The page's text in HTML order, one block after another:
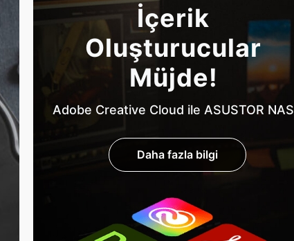
İçerik
Oluşturucular
Müjde!
Adobe Creative Cloud ile ASUSTOR NAS
Daha fazla bilgi